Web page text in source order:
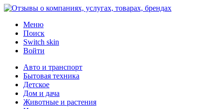
Меню
Поиск
Switch skin
Войти
Авто и транспорт
Бытовая техника
Детское
Дом и дача
Животные и растения